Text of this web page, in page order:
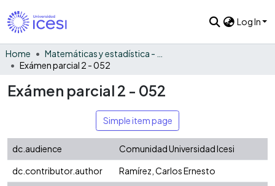
Log In
Home
Exámen parcial 2 - 052
Exámen parcial 2 - 052
Simple item page
dc.audience
Comunidad Universidad Icesi
dc.contributor.author
Ramírez, Carlos Ernesto